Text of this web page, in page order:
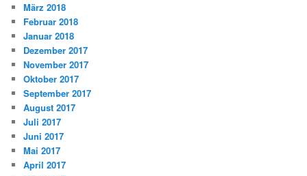
März 2018
Februar 2018
Januar 2018
Dezember 2017
November 2017
Oktober 2017
September 2017
August 2017
Juli 2017
Juni 2017
Mai 2017
April 2017